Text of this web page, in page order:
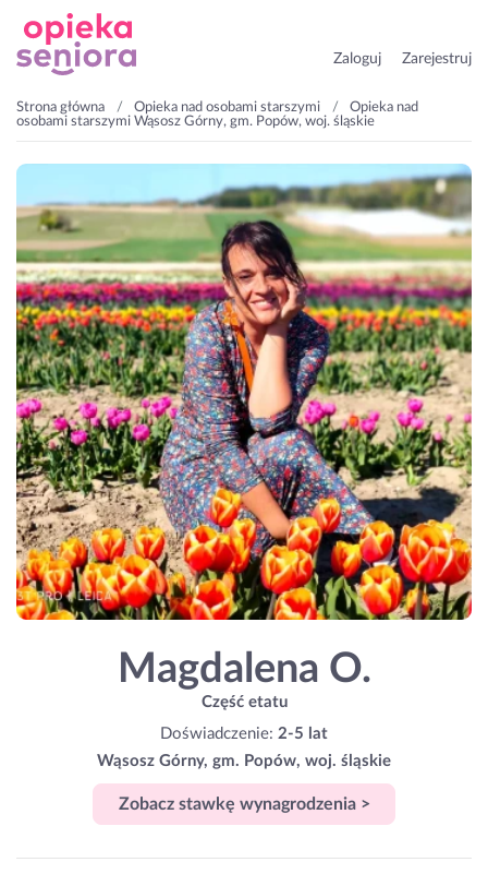
Zaloguj Zarejestruj
Strona główna Opieka nad osobami starszymi
Opieka nad
osobami starszymi Wąsosz Górny, gm. Popów, woj. śląskie
Magdalena O.
Część etatu
Doświadczenie: 2-5 lat
Wąsosz Górny, gm. Popów, woj. śląskie
Zobacz stawkę wynagrodzenia >